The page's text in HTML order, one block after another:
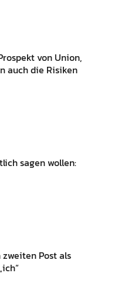
von Union,
auch die Risiken
sagen wollen:
Post als